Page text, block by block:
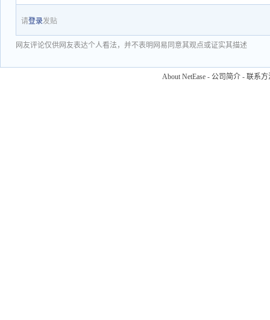
请登录发贴
网友评论仅供网友表达个人看法，并不表明网易同意其观点或证实其描述
About NetEase - 公司简介 - 联系方